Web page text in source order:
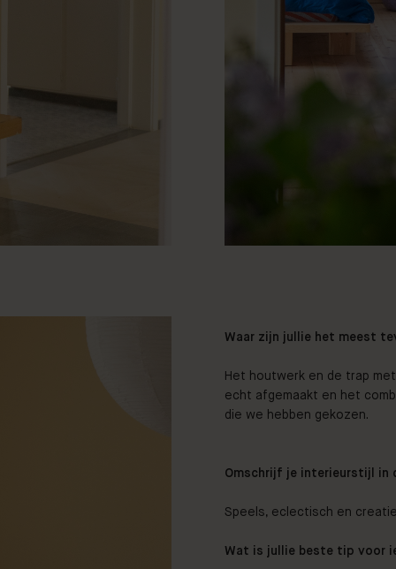
Waar zijn jullie het meest
Het houtwerk en de trap
echt afgemaakt en het
die we hebben gekozen.
Omschrijf je interieurstijl in
Speels, eclectisch en
Wat is jullie beste tip voor